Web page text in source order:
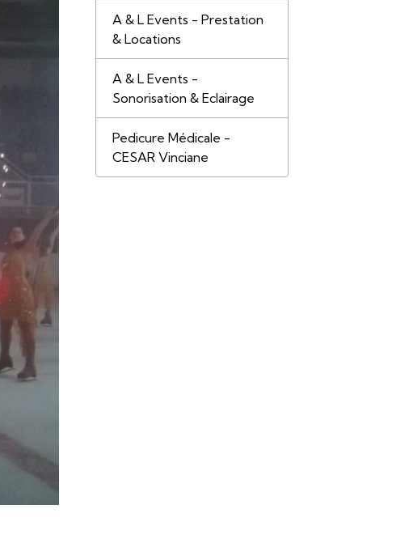
A & L Events - Prestation
& Locations
A & L Events -
Sonorisation & Eclairage
Pedicure Médicale -
CESAR Vinciane